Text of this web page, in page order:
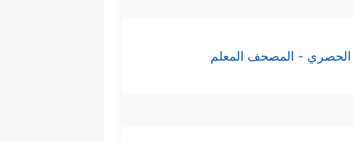
الحصري - المصحف المعلم